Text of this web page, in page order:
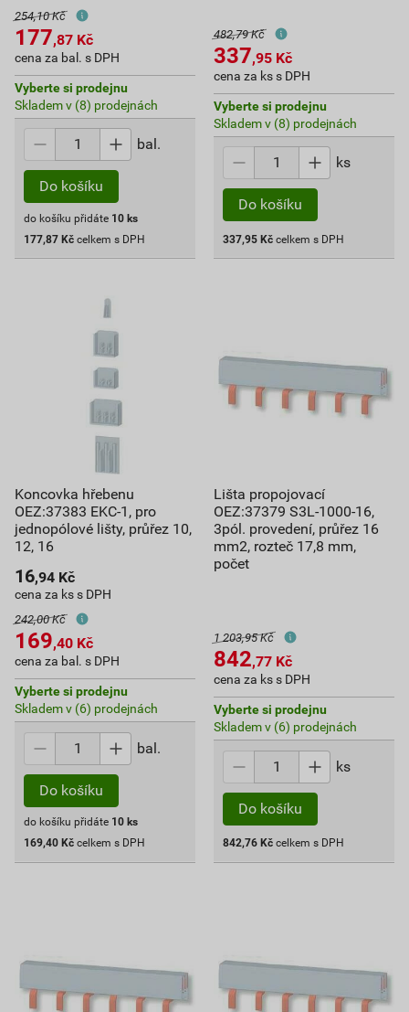
254,10 Kč
177,87 Kč
cena za bal. s DPH
Vyberte si prodejnu
Skladem v (8) prodejnách
bal.
Do košíku
do košíku přidáte 10 ks
177,87 Kč celkem s DPH
482,79 Kč
337,95 Kč
cena za ks s DPH
Vyberte si prodejnu
Skladem v (8) prodejnách
ks
Do košíku
337,95 Kč celkem s DPH
Koncovka hřebenu
OEZ:37383 EKC-1, pro
jednopólové lišty, průřez 10,
12, 16
16,94 Kč
cena za ks s DPH
242,00 Kč
169,40 Kč
cena za bal. s DPH
Vyberte si prodejnu
Skladem v (6) prodejnách
bal.
Do košíku
do košíku přidáte 10 ks
169,40 Kč celkem s DPH
Lišta propojovací
OEZ:37379 S3L-1000-16,
3pól. provedení, průřez 16
mm2, rozteč 17,8 mm,
počet
1 203,95 Kč
842,77 Kč
cena za ks s DPH
Vyberte si prodejnu
Skladem v (6) prodejnách
ks
Do košíku
842,76 Kč celkem s DPH